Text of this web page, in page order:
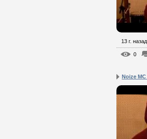
13 г. назад
0
Noize MC